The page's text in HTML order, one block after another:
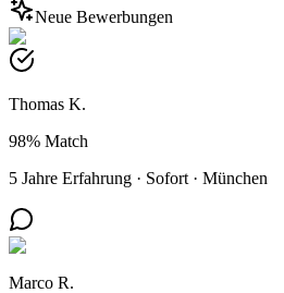
Neue Bewerbungen
Thomas K.
98% Match
5 Jahre Erfahrung · Sofort · München
Marco R.